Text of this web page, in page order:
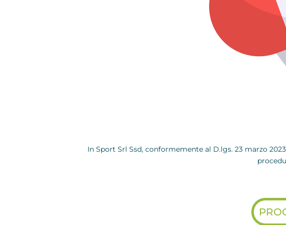
In Sport Srl Ssd, conformemente al D.lgs. 23 marzo